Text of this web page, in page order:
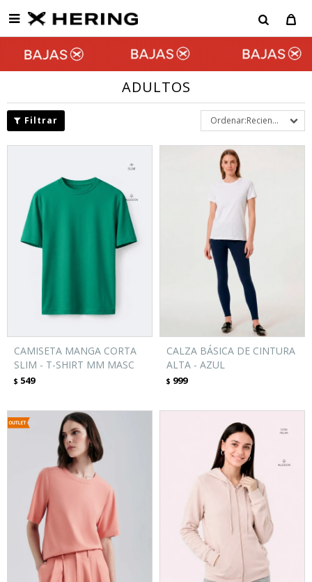

ADULTOS
Recientes
CAMISETA MANGA CORTA
SLIM - T-SHIRT MM MASC
$ 549
CALZA BÁSICA DE CINTURA
ALTA - AZUL
$ 999